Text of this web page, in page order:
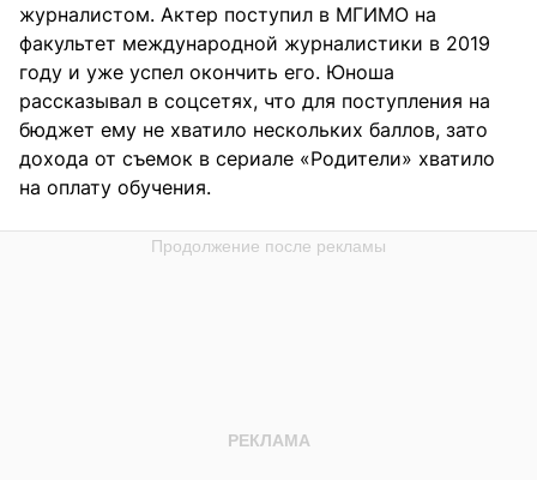
журналистом. Актер поступил в МГИМО на
факультет международной журналистики в 2019
году и уже успел окончить его. Юноша
рассказывал в соцсетях, что для поступления на
бюджет ему не хватило нескольких баллов, зато
дохода от съемок в сериале «Родители» хватило
на оплату обучения.